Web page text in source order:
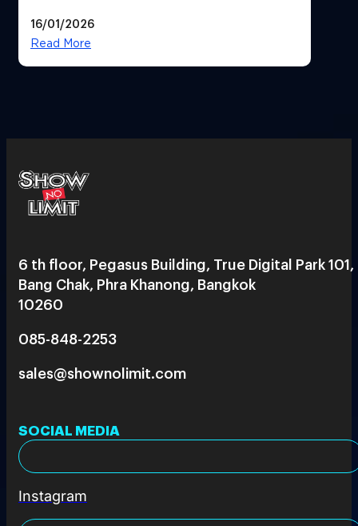
ได้ 53,000 ล้านบาท
16/01/2026
Read More
6 th floor, Pegasus Building, True Digital Park 101,
Bang Chak, Phra Khanong, Bangkok
10260
085-848-2253
sales@shownolimit.com
SOCIAL MEDIA
Instagram